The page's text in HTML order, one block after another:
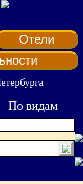
Отели
По видам